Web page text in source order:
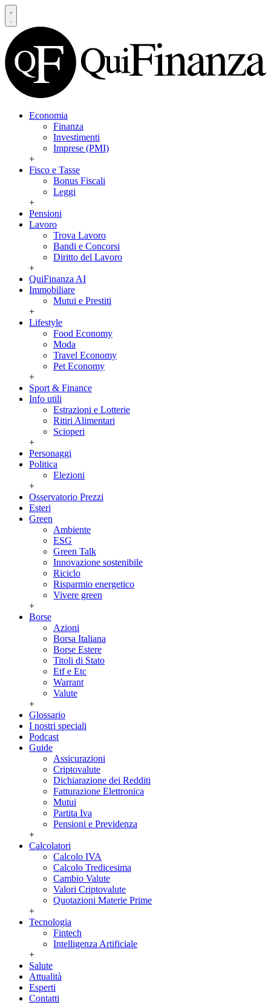
Economia
Finanza
Investimenti
Imprese (PMI)
+
Fisco e Tasse
Bonus Fiscali
Leggi
+
Pensioni
Lavoro
Trova Lavoro
Bandi e Concorsi
Diritto del Lavoro
+
QuiFinanza AI
Immobiliare
Mutui e Prestiti
+
Lifestyle
Food Economy
Moda
Travel Economy
Pet Economy
+
Sport & Finance
Info utili
Estrazioni e Lotterie
Ritiri Alimentari
Scioperi
+
Personaggi
Politica
Elezioni
+
Osservatorio Prezzi
Esteri
Green
Ambiente
ESG
Green Talk
Innovazione sostenibile
Riciclo
Risparmio energetico
Vivere green
+
Borse
Azioni
Borsa Italiana
Borse Estere
Titoli di Stato
Etf e Etc
Warrant
Valute
+
Glossario
I nostri speciali
Podcast
Guide
Assicurazioni
Criptovalute
Dichiarazione dei Redditi
Fatturazione Elettronica
Mutui
Partita Iva
Pensioni e Previdenza
+
Calcolatori
Calcolo IVA
Calcolo Tredicesima
Cambio Valute
Valori Criptovalute
Quotazioni Materie Prime
+
Tecnologia
Fintech
Intelligenza Artificiale
+
Salute
Attualità
Esperti
Contatti